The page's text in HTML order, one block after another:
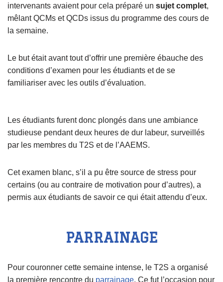
intervenants avaient pour cela préparé un sujet complet,
mêlant QCMs et QCDs issus du programme des cours de
la semaine.
Le but était avant tout d’offrir une première ébauche des
conditions d’examen pour les étudiants et de se
familiariser avec les outils d’évaluation.
Les étudiants furent donc plongés dans une ambiance
studieuse pendant deux heures de dur labeur, surveillés
par les membres du T2S et de l’AAEMS.
Cet examen blanc, s’il a pu être source de stress pour
certains (ou au contraire de motivation pour d’autres), a
permis aux étudiants de savoir ce qui était attendu d’eux.
PARRAINAGE
Pour couronner cette semaine intense, le T2S a organisé
la première rencontre du parrainage. Ce fut l’occasion pour